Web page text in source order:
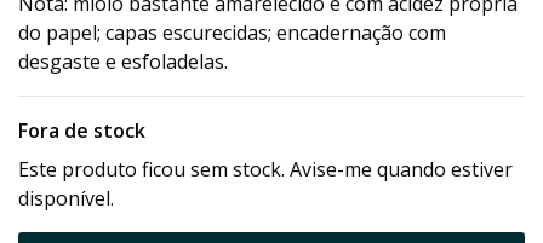
do papel; capas escurecidas; encadernação com
desgaste e esfoladelas.
Fora de stock
Este produto ficou sem stock. Avise-me quando estiver
disponível.